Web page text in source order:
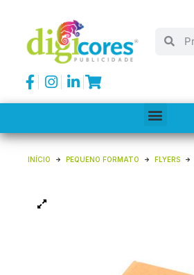
INÍCIO PEQUENO FORMATO FLYERS